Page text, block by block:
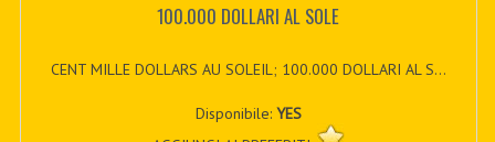
100.000 DOLLARI AL SOLE
CENT MILLE DOLLARS AU SOLEIL; 100.000 DOLLARI AL S...
Disponibile: YES